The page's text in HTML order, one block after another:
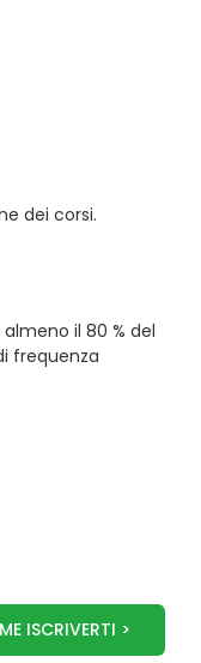
dei corsi.
il 80 % del
frequenza
ISCRIVERTI >